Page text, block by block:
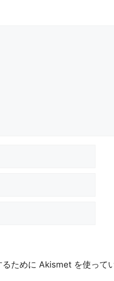
ために Akismet を使ってい